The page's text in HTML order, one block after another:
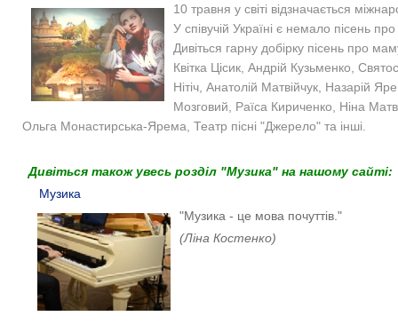
10 травня у світі відзначається
У співучій Україні є немало пісень
Дивіться гарну добірку пісень про
Квітка Цісик, Андрій Кузьменко,
Нітіч, Анатолій Матвійчук, Назарій
Мозговий, Раїса Кириченко, Ніна
Ольга Монастирська-Ярема, Театр пісні "Джерело" та інші.
Дивіться також увесь розділ "Музика" на нашому сайті:
Музика
"Музика - це мова почуттів."
(Ліна Костенко)